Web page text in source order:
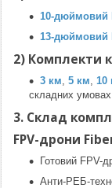
10-дюймовий
13-дюймовий
2) Комплекти
3 км, 5 км, 10
складних
3. Склад
FPV-дрони
Готовий FPV-
Анти-РЕБ-